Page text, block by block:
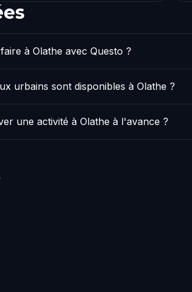
à Olathe avec Questo ?
urbains sont disponibles à Olathe ?
une activité à Olathe à l'avance ?